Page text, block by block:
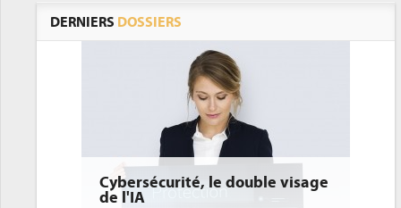
DERNIERS DOSSIERS
Cybersécurité, le double visage
de l'IA